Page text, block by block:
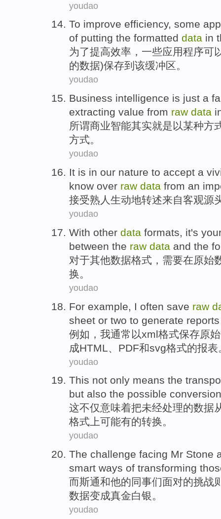
youdao
To improve efficiency, some
of putting the formatted data in
为了提高效率 ， 一些应用程序可
的数据)保存到 该缓冲区。
youdao
Business intelligence is just a
extracting value from raw data
所谓商业智能其实就是以某种方
方式。
youdao
It is in our nature to accept a
know over raw data from an
接受熟人 生动地转述来自客观源
youdao
With other data formats, it's
between the raw data and the
对于其他数据格式 ，需要在原始
换。
youdao
For example I often save raw
sheet or two to generate reports
例如 ， 我通常 以xml格式保存原始
成HTML PDF和svg格式的报表
youdao
This not only means the
but also the possible conversion
这不仅意味着把未经处理的数据
格式 上可能有的转换。
youdao
The challenge facing Mr Stone
smart ways of transforming
而斯通和他的同事们面对的挑战
数据变成真金白银。
youdao